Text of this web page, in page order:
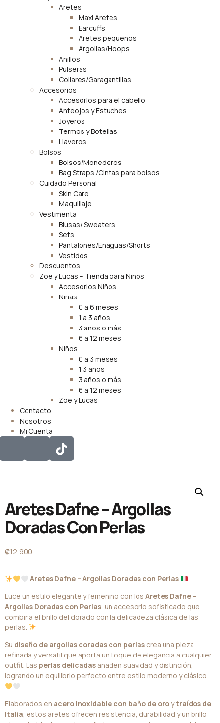
Aretes
Maxi Aretes
Earcuffs
Aretes pequeños
Argollas/Hoops
Anillos
Pulseras
Collares/Garagantillas
Accesorios
Accesorios para el cabello
Anteojos y Estuches
Joyeros
Termos y Botellas
Llaveros
Bolsos
Bolsos/Monederos
Bag Straps /Cintas para bolsos
Cuidado Personal
Skin Care
Maquillaje
Vestimenta
Blusas/ Sweaters
Sets
Pantalones/Enaguas/Shorts
Vestidos
Descuentos
Zoe y Lucas – Tienda para Niños
Accesorios Niños
Niñas
0 a 6 meses
1 a 3 años
3 años o más
6 a 12 meses
Niños
0 a 3 meses
1 3 años
3 años o más
6 a 12 meses
Zoe y Lucas
Contacto
Nosotros
Mi Cuenta
Aretes Dafne – Argollas
Doradas Con Perlas
₡12,900
Aretes Dafne – Argollas Doradas con Perlas
Luce un estilo elegante y femenino con los Aretes Dafne –
Argollas Doradas con Perlas , un accesorio sofisticado que
combina el brillo del dorado con la delicadeza clásica de las
perlas.
Su diseño de argollas doradas con perlas crea una pieza
refinada y versátil que aporta un toque de elegancia a cualquier
outfit. Las perlas delicadas añaden suavidad y distinción,
logrando un equilibrio perfecto entre estilo moderno y clásico.
Elaborados en acero inoxidable con baño de oro ytraídos de
Italia , estos aretes ofrecen resistencia, durabilidad y un brillo